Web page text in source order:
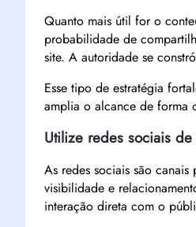
Quanto mais útil for o
probabilidade de
site. A autoridade se
Esse tipo de estratégia
amplia o alcance de forma
Utilize redes sociais
As redes sociais são
visibilidade e
interação direta com o